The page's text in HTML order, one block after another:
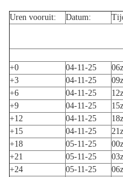
Uren vooruit: Datum:
+0
04-11-25 06z
+3
04-11-25 09z
+6
04-11-25 12z
+9
04-11-25 15z
+12
04-11-25 18z
+15
04-11-25 21z
+18
05-11-25 00z
+21
05-11-25 03z
+24
05-11-25 06z